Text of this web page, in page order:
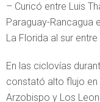
– Curicó entre Luis
Paraguay-Rancagua
La Florida al sur
En las ciclovías
constató alto flujo en
Arzobispo y Los